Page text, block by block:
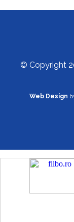
© Copyright
Web Design